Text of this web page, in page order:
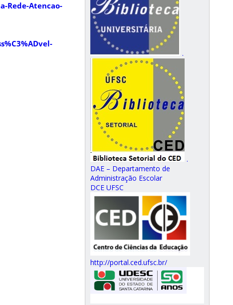
Rede-Atencao-
.
.
DAE – Departamento de
Administração Escolar
DCE UFSC
http://portal.ced.ufsc.br/